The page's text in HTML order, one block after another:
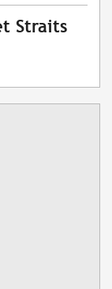
Straits